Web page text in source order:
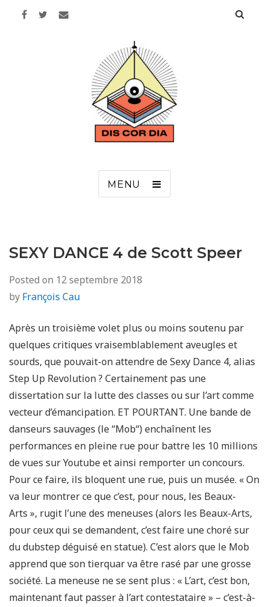
MENU
SEXY DANCE 4 de Scott Speer
Posted on 12 septembre 2018
by François Cau
Après un troisième volet plus ou moins soutenu par
quelques critiques vraisemblablement aveugles et
sourds, que pouvait-on attendre de Sexy Dance 4, alias
Step Up Revolution ? Certainement pas une
dissertation sur la lutte des classes ou sur l’art comme
vecteur d’émancipation. ET POURTANT. Une bande de
danseurs sauvages (le “Mob“) enchaînent les
performances en pleine rue pour battre les 10 millions
de vues sur Youtube et ainsi remporter un concours.
Pour ce faire, ils bloquent une rue, puis un musée. « On
va leur montrer ce que c’est, pour nous, les Beaux-
Arts », rugit l’une des meneuses (alors les Beaux-Arts,
pour ceux qui se demandent, c’est faire une choré sur
du dubstep déguisé en statue). C’est alors que le Mob
apprend que son tierquar va être rasé par une grosse
société. La meneuse ne se sent plus : « L’art, c’est bon,
maintenant faut passer à l’art contestataire » – c’est-à-